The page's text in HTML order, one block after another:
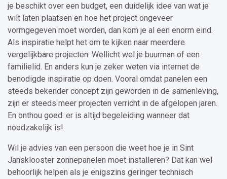
je beschikt over een budget, een duidelijk idee van wat je
wilt laten plaatsen en hoe het project ongeveer
vormgegeven moet worden, dan kom je al een enorm eind.
Als inspiratie helpt het om te kijken naar meerdere
vergelijkbare projecten. Wellicht wel je buurman of een
familielid. En anders kun je zeker weten via internet de
benodigde inspiratie op doen. Vooral omdat panelen een
steeds bekender concept zijn geworden in de samenleving,
zijn er steeds meer projecten verricht in de afgelopen jaren.
En onthou goed: er is altijd begeleiding wanneer dat
noodzakelijk is!
Wil je advies van een persoon die weet hoe je in Sint
Jansklooster zonnepanelen moet installeren? Dat kan wel
behoorlijk helpen als je enigszins geringer technisch